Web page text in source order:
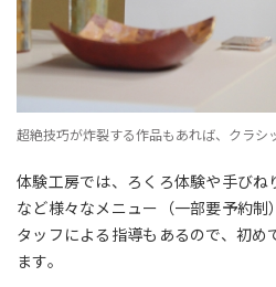
超絶技巧が炸裂する作品もあれば、クラシ
体験工房では、ろくろ体験や手び
など様々なメニュー（一部要予約
タッフによる指導もあるので、初め
ます。